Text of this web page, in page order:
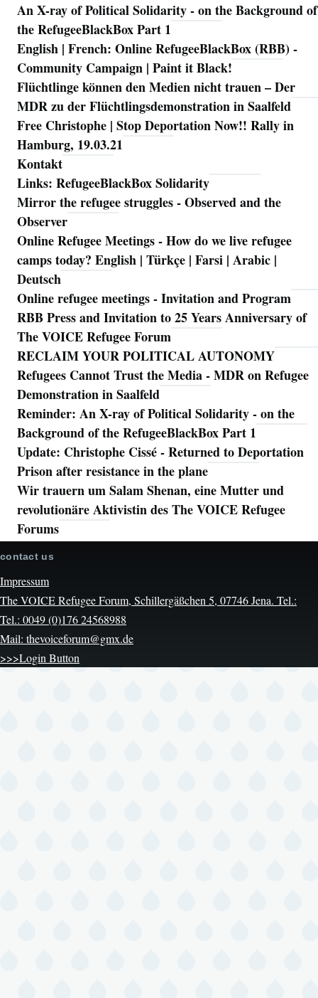
Navigation
An X-ray of Political Solidarity - on the Background of
the RefugeeBlackBox Part 1
English | French: Online RefugeeBlackBox (RBB) -
Community Campaign | Paint it Black!
Flüchtlinge können den Medien nicht trauen – Der
MDR zu der Flüchtlingsdemonstration in Saalfeld
Free Christophe | Stop Deportation Now!! Rally in
Hamburg, 19.03.21
Kontakt
Links: RefugeeBlackBox Solidarity
Mirror the refugee struggles - Observed and the
Observer
Online Refugee Meetings - How do we live refugee
camps today? English | Türkçe | Farsi | Arabic |
Deutsch
Online refugee meetings - Invitation and Program
RBB Press and Invitation to 25 Years Anniversary of
The VOICE Refugee Forum
RECLAIM YOUR POLITICAL AUTONOMY
Refugees Cannot Trust the Media - MDR on Refugee
Demonstration in Saalfeld
Reminder: An X-ray of Political Solidarity - on the
Background of the RefugeeBlackBox Part 1
Update: Christophe Cissé - Returned to Deportation
Prison after resistance in the plane
Wir trauern um Salam Shenan, eine Mutter und
revolutionäre Aktivistin des The VOICE Refugee
Forums
contact us
Impressum
The VOICE Refugee Forum, Schillergäßchen 5, 07746 Jena. Tel.:
Tel.: 0049 (0)176 24568988
Mail: thevoiceforum@gmx.de
>>>Login Button